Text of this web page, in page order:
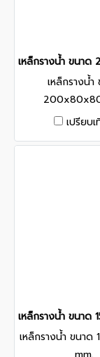
เหล็กรางน้ำ ขนา
เหล็กรางน้ำ
เปรียบ
เหล็กรางน้ำ ขนาด
เหล็กรางน้ำ ขนาด